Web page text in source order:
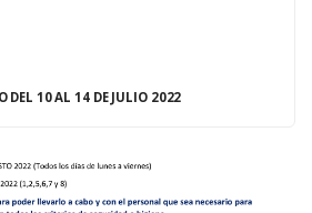
ACTIVIDADES DE VERANO DEL 10 AL 14 DE JULIO 2022